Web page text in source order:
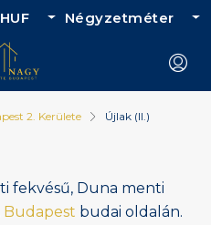
HUF Négyzetméter
2. Kerülete Újlak (II.)
fekvésű, Duna menti
Budapest budai oldalán.